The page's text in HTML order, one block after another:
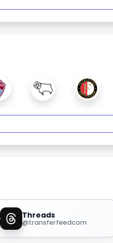
Threads
@transferfeedcom